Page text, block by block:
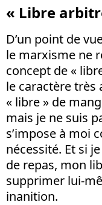
« Libre
D’un point de
le marxisme ne
concept de «
le caractère très
« libre » de
mais je ne suis
s’impose à moi
nécessité. Et si
de repas, mon
supprimer lui-
inanition.